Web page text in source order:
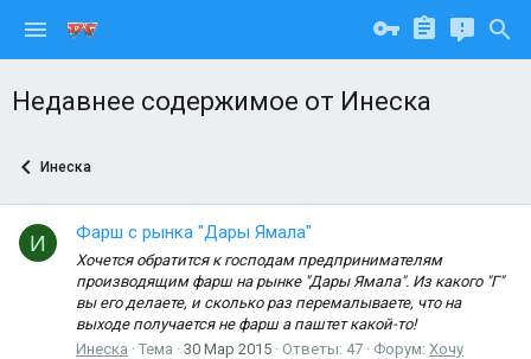
Недавнее содержимое от Инеска
Инеска
И Фарш с рынка "Дары Ямала"
Хочется обратится к господам предпринимателям
производящим фарш на рынке "Дары Ямала". Из какого "Г"
вы его делаете, и сколько раз перемалываете, что на
выходе получается не фарш а паштет какой-то!
Инеска
Тема 30 Мар 2015 Ответы: 47 Форум: Хочу